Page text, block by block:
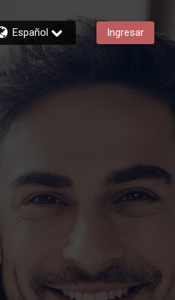
Español Ingresar